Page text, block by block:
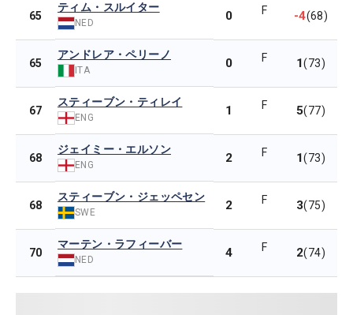
65
ティム・スルイター
NED 0 F -4(68)
65
アンドレア・ペリーノ
ITA 0 F 1(73)
67
スティーブン・ティレイ
ENG 1 F 5(77)
68
ジェイミー・エルソン
ENG 2 F 1(73)
68
スティーブン・ジェッペセン
SWE 2 F 3(75)
70
マーテン・ラフィーバー
NED 4 F 2(74)